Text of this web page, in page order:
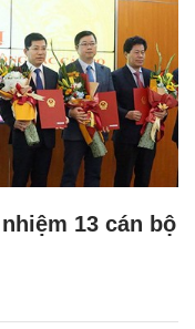
13 cán bộ